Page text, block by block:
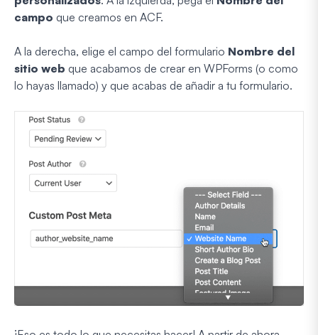
campo que creamos en ACF.
A la derecha, elige el campo del formulario Nombre del
sitio web que acabamos de crear en WPForms (o como
lo hayas llamado) y que acabas de añadir a tu formulario.